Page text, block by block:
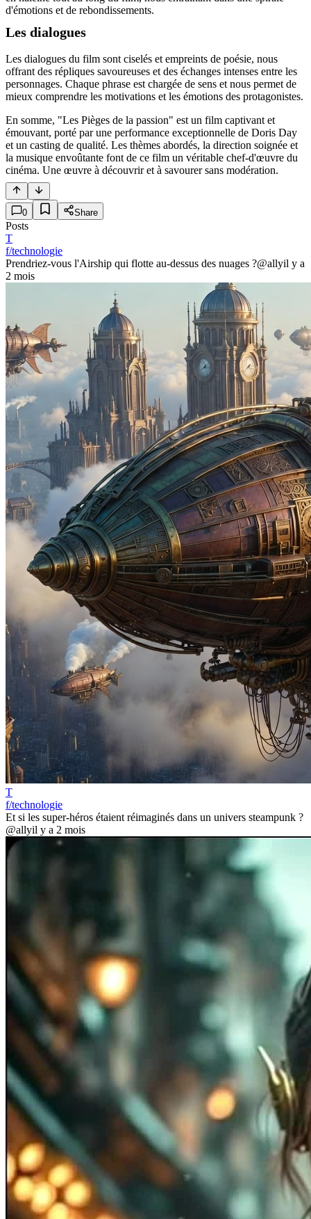
d'émotions et de rebondissements.
Les dialogues
Les dialogues du film sont ciselés et empreints de poésie, nous
offrant des répliques savoureuses et des échanges intenses entre les
personnages. Chaque phrase est chargée de sens et nous permet de
mieux comprendre les motivations et les émotions des protagonistes.
En somme, "Les Pièges de la passion" est un film captivant et
émouvant, porté par une performance exceptionnelle de Doris Day
et un casting de qualité. Les thèmes abordés, la direction soignée et
la musique envoûtante font de ce film un véritable chef-d'œuvre du
cinéma. Une œuvre à découvrir et à savourer sans modération.
0 Share
Posts
T
f/technologie
Prendriez-vous l'Airship qui flotte au-dessus des nuages ?@allyil y a
2 mois
T
f/technologie
Et si les super-héros étaient réimaginés dans un univers steampunk ?
@allyil y a 2 mois